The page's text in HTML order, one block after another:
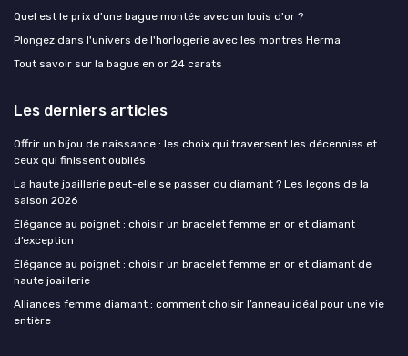
Quel est le prix d'une bague montée avec un louis d'or ?
Plongez dans l'univers de l'horlogerie avec les montres Herma
Tout savoir sur la bague en or 24 carats
Les derniers articles
Offrir un bijou de naissance : les choix qui traversent les décennies et
ceux qui finissent oubliés
La haute joaillerie peut-elle se passer du diamant ? Les leçons de la
saison 2026
Élégance au poignet : choisir un bracelet femme en or et diamant
d’exception
Élégance au poignet : choisir un bracelet femme en or et diamant de
haute joaillerie
Alliances femme diamant : comment choisir l’anneau idéal pour une vie
entière